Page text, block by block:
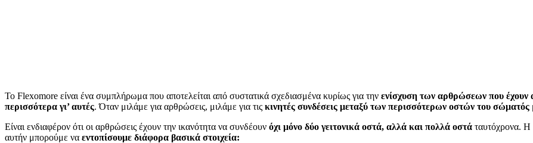
Το Flexomore είναι ένα συμπλήρωμα που αποτελείται από συστατικά σχεδιασμένα κυρίως για την ενίσχυση των αρθρώσεων που έχουν
περισσότερα γι’ αυτές. Όταν μιλάμε για αρθρώσεις, μιλάμε για τις κινητές συνδέσεις μεταξύ των περισσότερων οστών του σώματός
Είναι ενδιαφέρον ότι οι αρθρώσεις έχουν την ικανότητα να συνδέουν όχι μόνο δύο γειτονικά οστά, αλλά και πολλά οστά ταυτόχρονα. Η
αυτήν μπορούμε να εντοπίσουμε διάφορα βασικά στοιχεία: